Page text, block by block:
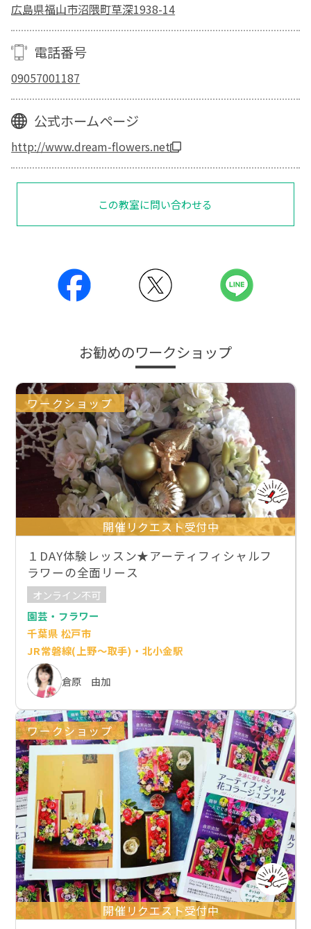
広島県福山市沼隈町草深1938-14
電話番号
09057001187
公式ホームページ
http://www.dream-flowers.net
この教室に問い合わせる
お勧めのワークショップ
ワークショップ
開催リクエスト受付中
１DAY体験レッスン★アーティフィシャルフ
ラワーの全面リース
オンライン不可
園芸・フラワー
千葉県 松戸市
JR常磐線(上野～取手)・北小金駅
倉原 由加
ワークショップ
開催リクエスト受付中